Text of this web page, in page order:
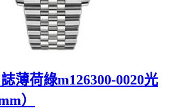
薄荷綠m126300-0020光
）